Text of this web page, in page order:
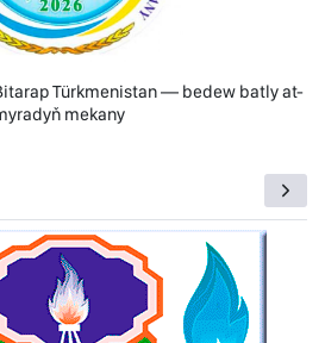
Türkmenistan — bedew batly at-
mekany